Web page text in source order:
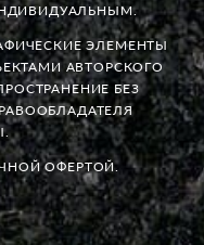
ЭЛЕМЕНТЫ
АВТОРСКОГО
БЕЗ
ОФЕРТОЙ.